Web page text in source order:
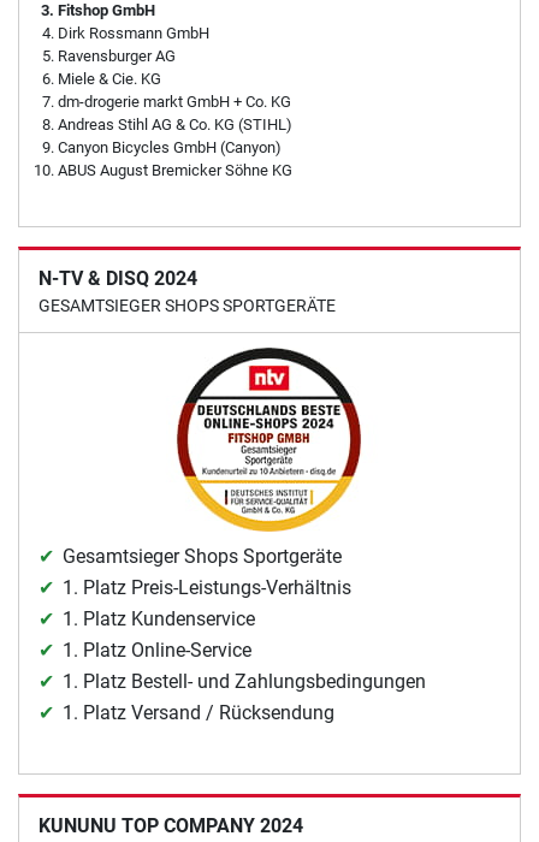
Fitshop GmbH
Dirk Rossmann GmbH
Ravensburger AG
Miele & Cie. KG
dm-drogerie markt GmbH + Co. KG
Andreas Stihl AG & Co. KG (STIHL)
Canyon Bicycles GmbH (Canyon)
ABUS August Bremicker Söhne KG
N-TV & DISQ 2024
GESAMTSIEGER SHOPS SPORTGERÄTE
Gesamtsieger Shops Sportgeräte
1. Platz Preis-Leistungs-Verhältnis
1. Platz Kundenservice
1. Platz Online-Service
1. Platz Bestell- und Zahlungsbedingungen
1. Platz Versand / Rücksendung
KUNUNU TOP COMPANY 2024